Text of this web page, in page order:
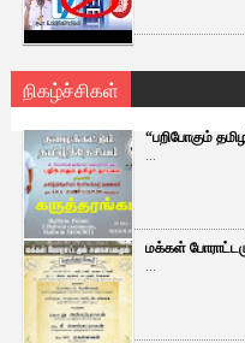
நிகழ்ச்சிகள்
“பறிபோகும்
...
மக்கள்
...